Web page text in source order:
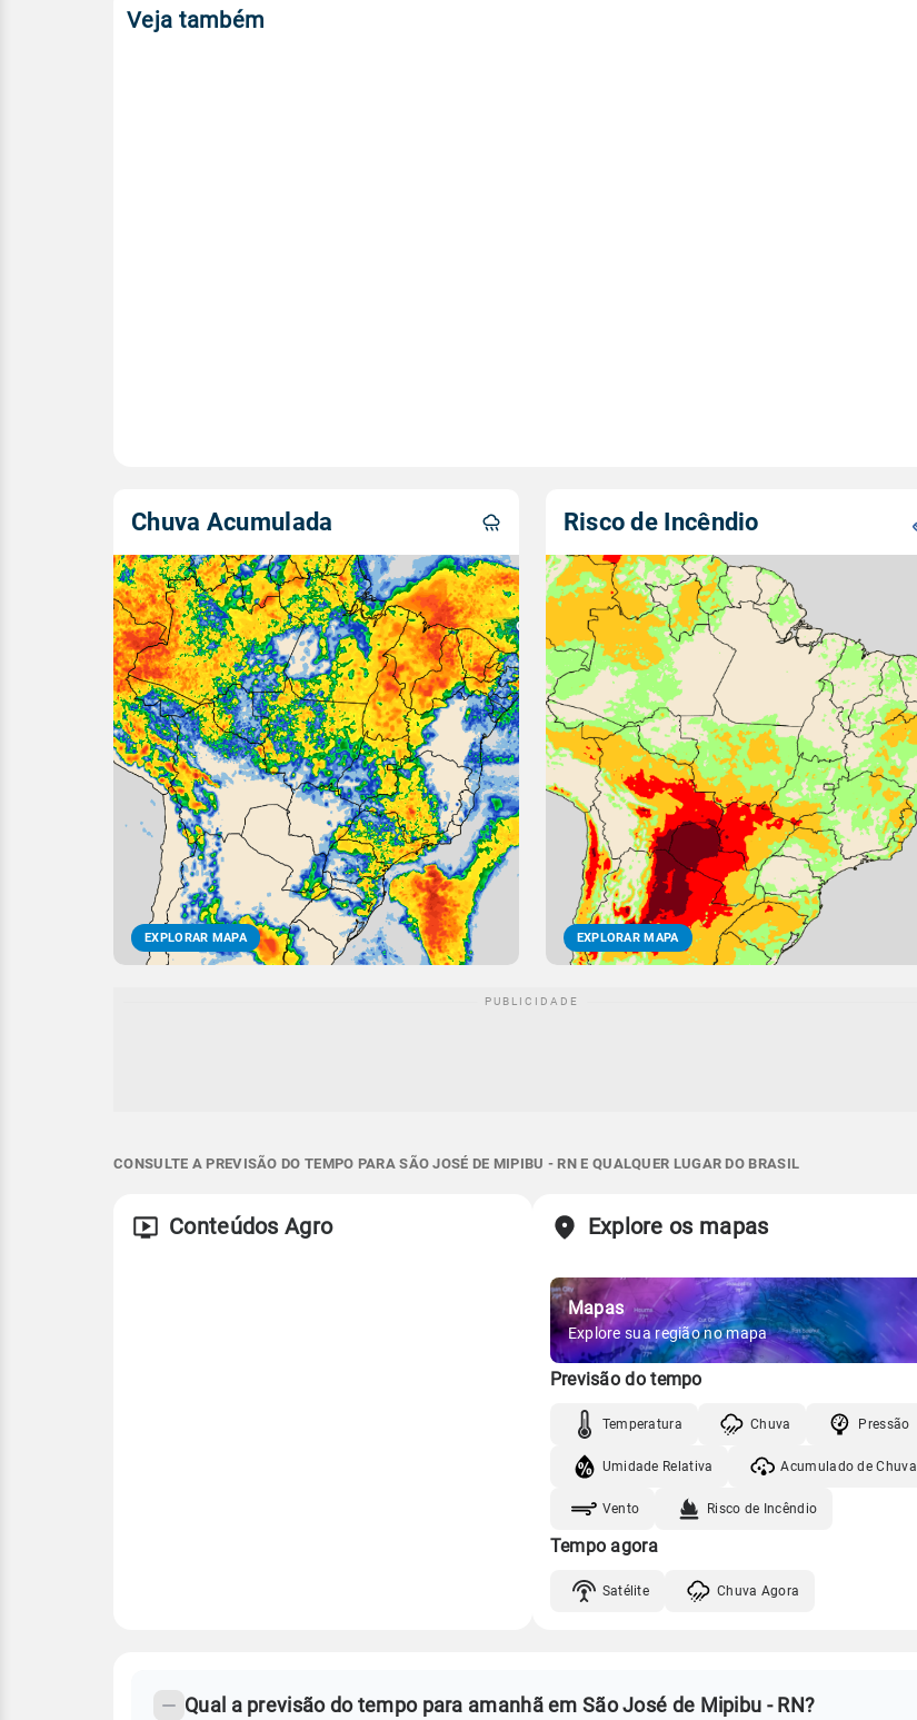
Veja também
Chuva Acumulada
EXPLORAR MAPA
Risco de Incêndio
EXPLORAR MAPA
CONSULTE A PREVISÃO DO TEMPO PARA SÃO JOSÉ DE MIPIBU - RN E QUALQUER LUGAR DO BRASIL
Conteúdos Agro Explore os mapas
Mapas
Explore sua região no mapa
Previsão do tempo
Temperatura Chuva Pressão
Umidade Relativa Acumulado de Chuva
Vento Risco de Incêndio
Tempo agora
Satélite Chuva Agora
Qual a previsão do tempo para amanhã em São José de Mipibu - RN?